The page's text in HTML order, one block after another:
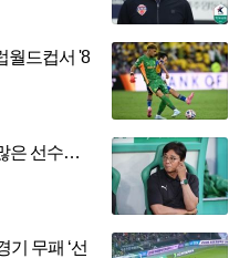
월드컵서 '8
은 선수…
무패 ‘선